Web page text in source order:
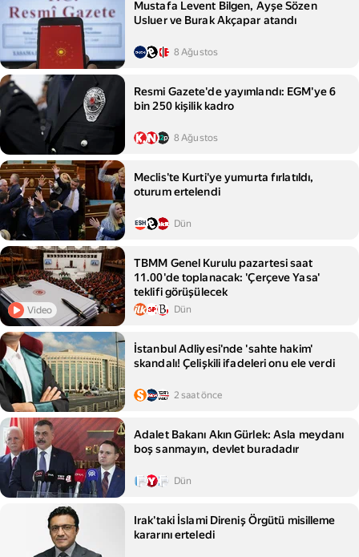
Mustafa Levent Bilgen, Ayşe Sözen
Usluer ve Burak Akçapar atandı
8 Ağustos
Resmi Gazete'de yayımlandı: EGM'ye 6
bin 250 kişilik kadro
8 Ağustos
Meclis'te Kurti'ye yumurta fırlatıldı,
oturum ertelendi
Dün
Video
TBMM Genel Kurulu pazartesi saat
11.00'de toplanacak: 'Çerçeve Yasa'
teklifi görüşülecek
Dün
İstanbul Adliyesi'nde 'sahte hakim'
skandalı! Çelişkili ifadeleri onu ele verdi
2 saat önce
Adalet Bakanı Akın Gürlek: Asla meydanı
boş sanmayın, devlet buradadır
Dün
Irak'taki İslami Direniş Örgütü misilleme
kararını erteledi